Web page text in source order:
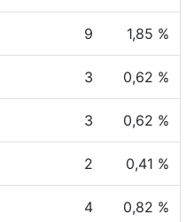
9 1,85 %
3 0,62 %
3 0,62 %
2 0,41 %
4 0,82 %